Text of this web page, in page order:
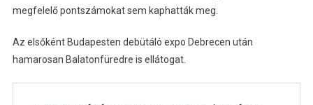
megfelelő pontszámokat sem kaphatták meg.
Az elsőként Budapesten debütáló expo Debrecen után
hamarosan Balatonfüredre is ellátogat.